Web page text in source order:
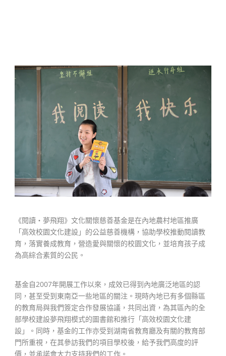
《閱讀‧夢飛翔》文化關懷慈善基金是在內地農村地區推廣
「高效校園文化建設」的公益慈善機構，協助學校推動閱讀教
育，落實養成教育，營造愛與關懷的校園文化，並培育孩子成
為高綜合素質的公民。
基金自2007年開展工作以來，成效已得到內地廣泛地區的認
同，甚至受到東南亞一些地區的關注。現時內地已有多個縣區
的教育局與我們簽定合作發展協議，共同出資，為其區內的全
部學校建設夢飛翔模式的圖書館和推行「高效校園文化建
設」。同時，基金的工作亦受到湖南省教育廳及有關的教育部
門所重視，在其參訪我們的項目學校後，給予我們高度的評
價，並承諾會大力支持我們的工作。